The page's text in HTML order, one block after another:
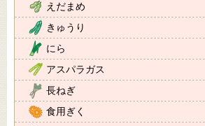
えだまめ
きゅうり
にら
アスパラガス
長ねぎ
食用ぎく